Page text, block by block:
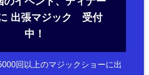
出張マジック 受付
中！
回以上のマジックショーに出